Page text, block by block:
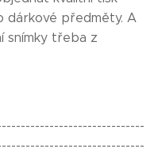
předměty. A
snímky třeba z